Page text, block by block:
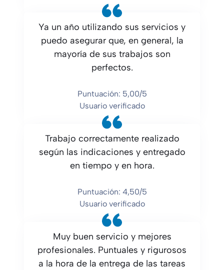
Ya un año utilizando sus servicios y
puedo asegurar que, en general, la
mayoría de sus trabajos son
perfectos.
Puntuación: 5,00/5
Usuario verificado
Trabajo correctamente realizado
según las indicaciones y entregado
en tiempo y en hora.
Puntuación: 4,50/5
Usuario verificado
Muy buen servicio y mejores
profesionales. Puntuales y rigurosos
a la hora de la entrega de las tareas